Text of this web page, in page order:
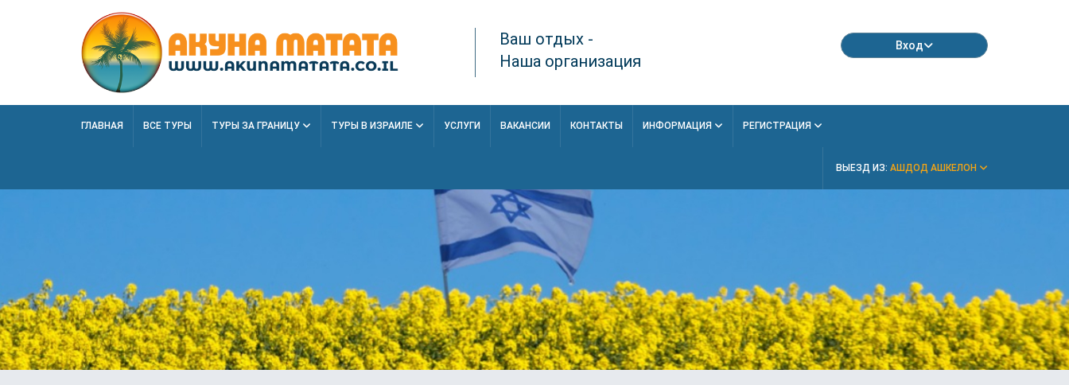
Ваш отдых -
Наша организация
Вход
ГЛАВНАЯ ВСЕ ТУРЫ ТУРЫ ЗА ГРАНИЦУ ТУРЫ В ИЗРАИЛЕ УСЛУГИ ВАКАНСИИ КОНТАКТЫ ИНФОРМАЦИЯ РЕГИСТРАЦИЯ
ВЫЕЗД ИЗ: АШДОД АШКЕЛОН